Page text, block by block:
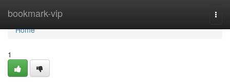
bookmark-vip
Home
Home
1